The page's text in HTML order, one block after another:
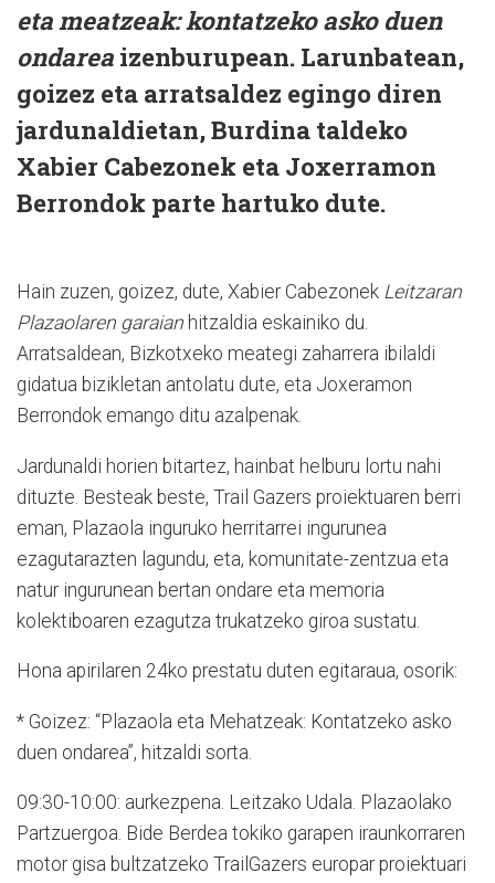
eta meatzeak: kontatzeko asko duen
ondarea izenburupean. Larunbatean,
goizez eta arratsaldez egingo diren
jardunaldietan, Burdina taldeko
Xabier Cabezonek eta Joxerramon
Berrondok parte hartuko dute.
Hain zuzen, goizez, dute, Xabier Cabezonek Leitzaran
Plazaolaren garaian hitzaldia eskainiko du.
Arratsaldean, Bizkotxeko meategi zaharrera ibilaldi
gidatua bizikletan antolatu dute, eta Joxeramon
Berrondok emango ditu azalpenak.
Jardunaldi horien bitartez, hainbat helburu lortu nahi
dituzte. Besteak beste, Trail Gazers proiektuaren berri
eman, Plazaola inguruko herritarrei ingurunea
ezagutarazten lagundu, eta, komunitate-zentzua eta
natur ingurunean bertan ondare eta memoria
kolektiboaren ezagutza trukatzeko giroa sustatu.
Hona apirilaren 24ko prestatu duten egitaraua, osorik:
* Goizez: “Plazaola eta Mehatzeak: Kontatzeko asko
duen ondarea”, hitzaldi sorta.
09:30-10:00: aurkezpena. Leitzako Udala. Plazaolako
Partzuergoa. Bide Berdea tokiko garapen iraunkorraren
motor gisa bultzatzeko TrailGazers europar proiektuari